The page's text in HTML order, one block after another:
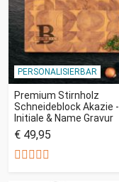
PERSONALISIERBAR
Premium Stirnholz
Schneideblock Akazie -
Initiale & Name Gravur
€ 49,95